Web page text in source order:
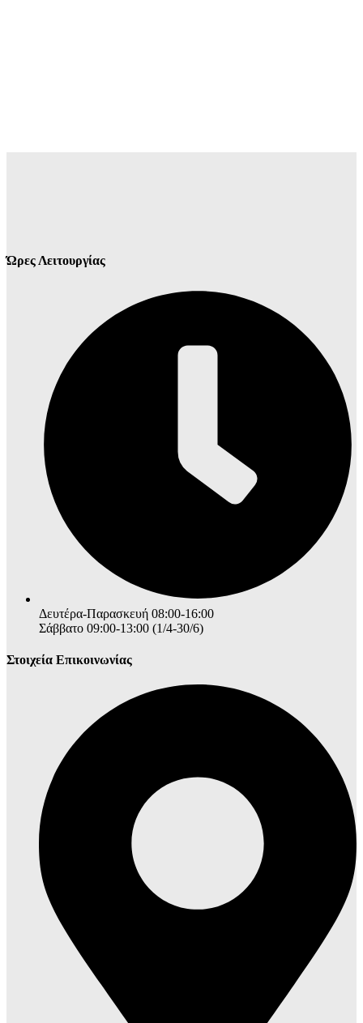
Ώρες Λειτουργίας
Δευτέρα-Παρασκευή 08:00-16:00
Σάββατο 09:00-13:00 (1/4-30/6)
Στοιχεία Επικοινωνίας